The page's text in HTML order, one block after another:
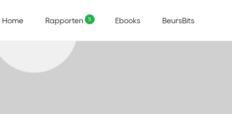
Home Rapporten Ebooks BeursBits